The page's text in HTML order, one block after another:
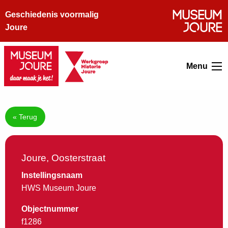
Geschiedenis voormalig
Joure
Menu
« Terug
Joure, Oosterstraat
Instellingsnaam
HWS Museum Joure
Objectnummer
f1286